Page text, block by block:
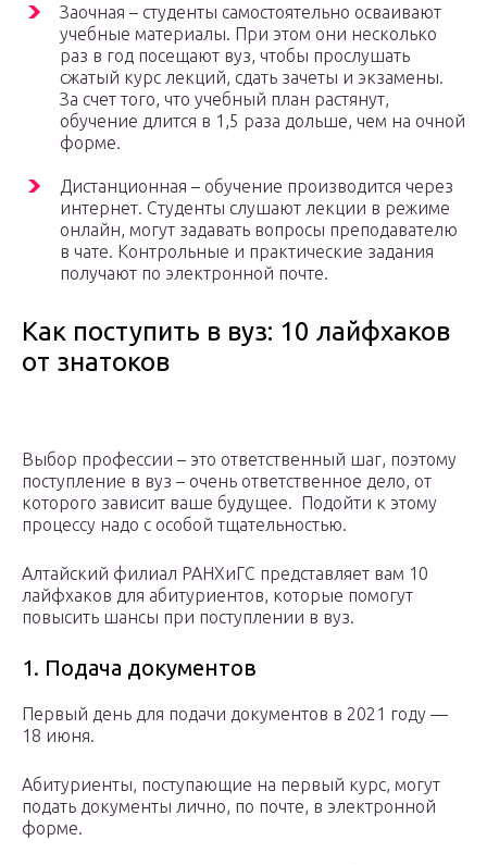
Заочная – студенты самостоятельно осваивают
учебные материалы. При этом они несколько
раз в год посещают вуз, чтобы прослушать
сжатый курс лекций, сдать зачеты и экзамены.
За счет того, что учебный план растянут,
обучение длится в 1,5 раза дольше, чем на очной
форме.
Дистанционная – обучение производится через
интернет. Студенты слушают лекции в режиме
онлайн, могут задавать вопросы преподавателю
в чате. Контрольные и практические задания
получают по электронной почте.
Как поступить в вуз: 10 лайфхаков
от знатоков
Выбор профессии – это ответственный шаг, поэтому
поступление в вуз – очень ответственное дело, от
которого зависит ваше будущее. Подойти к этому
процессу надо с особой тщательностью.
Алтайский филиал РАНХиГС представляет вам 10
лайфхаков для абитуриентов, которые помогут
повысить шансы при поступлении в вуз.
1. Подача документов
Первый день для подачи документов в 2021 году —
18 июня.
Абитуриенты, поступающие на первый курс, могут
подать документы лично, по почте, в электронной
форме.